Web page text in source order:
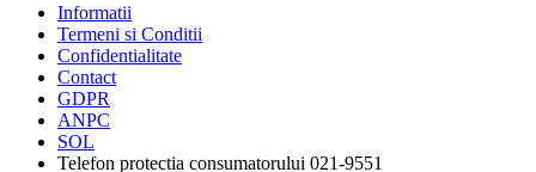
Informatii
Termeni si Conditii
Confidentialitate
Contact
GDPR
ANPC
SOL
Telefon protectia consumatorului 021-9551